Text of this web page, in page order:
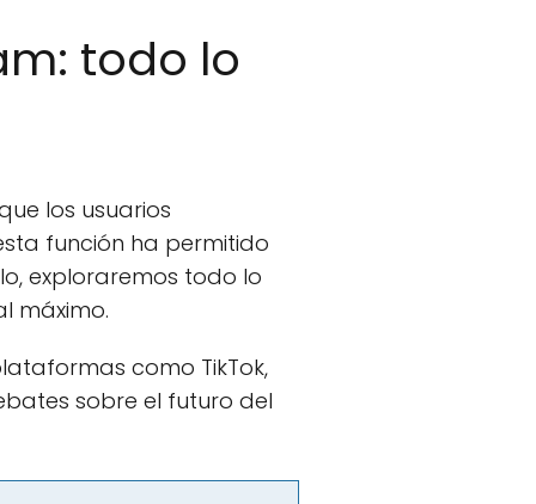
todo lo
los usuarios
función ha permitido
exploraremos todo lo
máximo.
como TikTok,
sobre el futuro del